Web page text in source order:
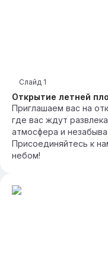
Открытие летней
Слайд 1
Приглашаем вас на
где вас ждут
атмосфера и
Присоединяйтесь к
небом!